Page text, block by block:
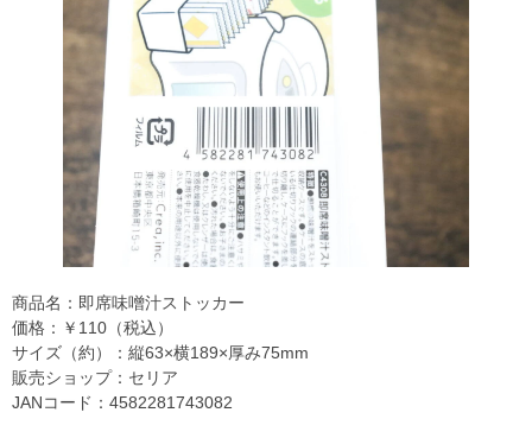
商品名：即席味噌汁ストッカー
価格：￥110（税込）
サイズ（約）：縦63×横189×厚み75mm
販売ショップ：セリア
JANコード：4582281743082